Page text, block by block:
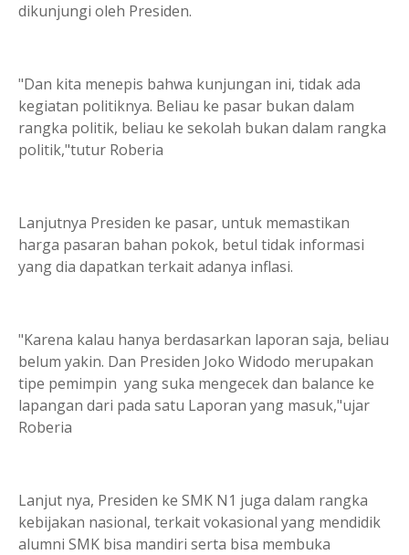
dikunjungi oleh Presiden.
"Dan kita menepis bahwa kunjungan ini, tidak ada
kegiatan politiknya. Beliau ke pasar bukan dalam
rangka politik, beliau ke sekolah bukan dalam rangka
politik,"tutur Roberia
Lanjutnya Presiden ke pasar, untuk memastikan
harga pasaran bahan pokok, betul tidak informasi
yang dia dapatkan terkait adanya inflasi.
"Karena kalau hanya berdasarkan laporan saja, beliau
belum yakin. Dan Presiden Joko Widodo merupakan
tipe pemimpin yang suka mengecek dan balance ke
lapangan dari pada satu Laporan yang masuk,"ujar
Roberia
Lanjut nya, Presiden ke SMK N1 juga dalam rangka
kebijakan nasional, terkait vokasional yang mendidik
alumni SMK bisa mandiri serta bisa membuka